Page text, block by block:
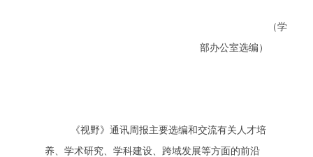
（学
部办公室选编）
《视野》通讯周报主要选编和交流有关人才培
养、学术研究、学科建设、跨域发展等方面的前沿